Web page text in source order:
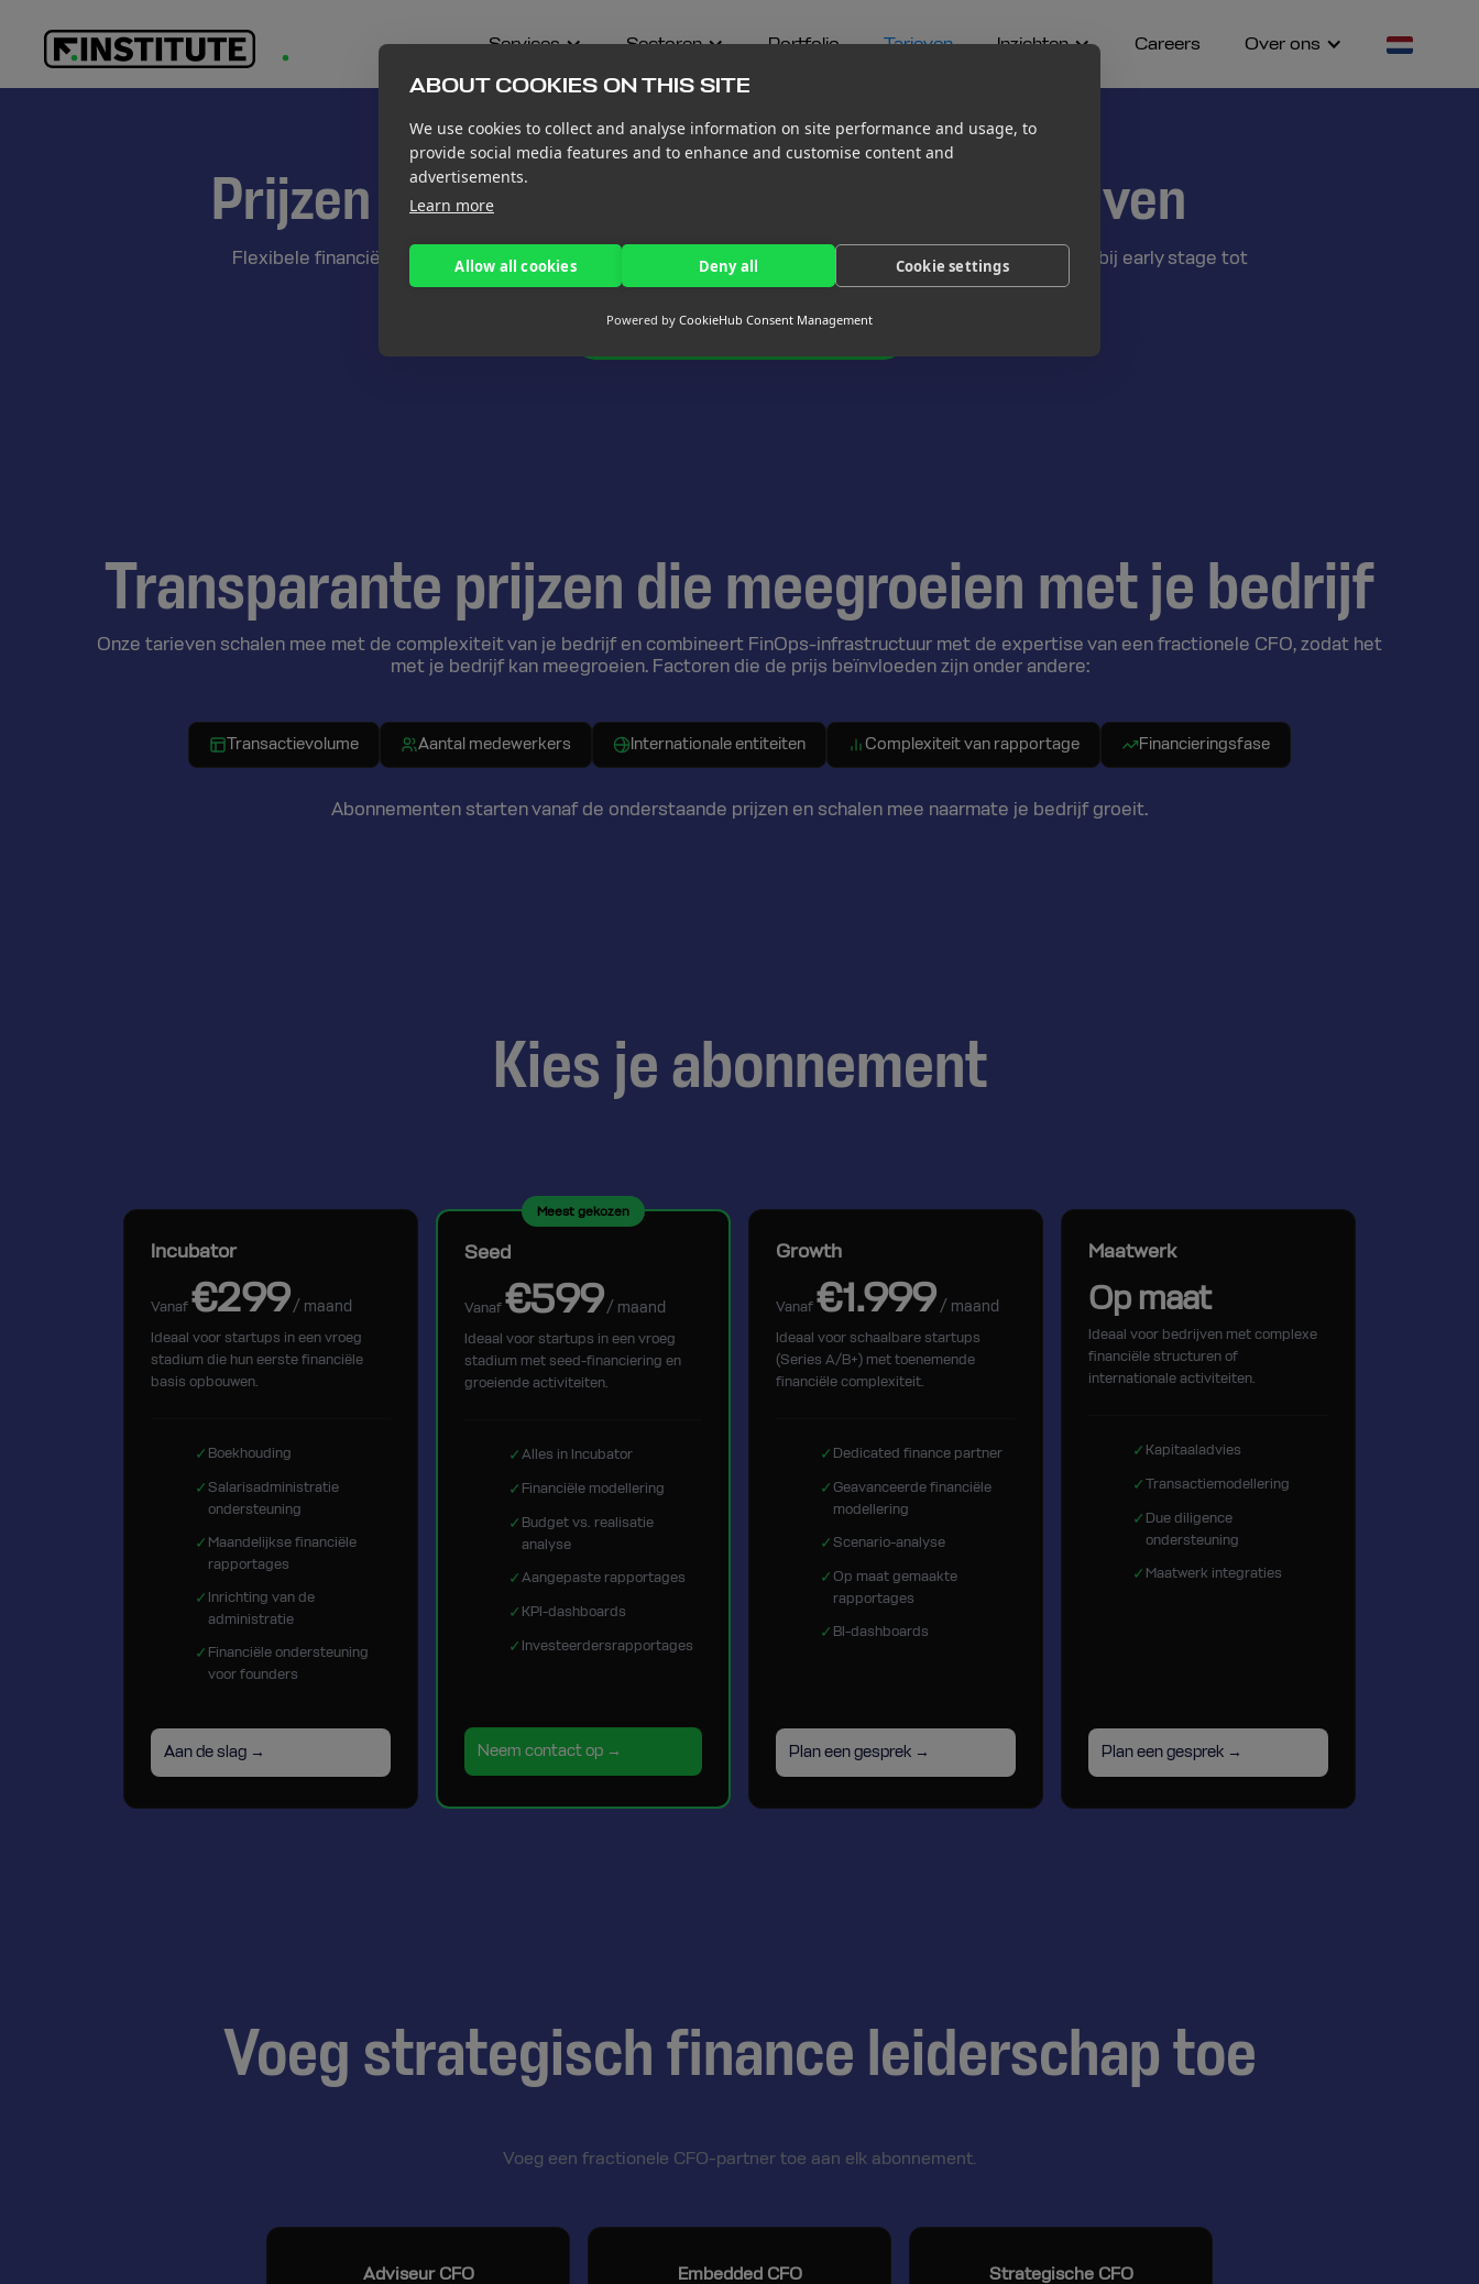
ABOUT COOKIES ON THIS SITE
We use cookies to collect and analyse information on site performance and usage, to
provide social media features and to enhance and customise content and
advertisements.
Learn more
Allow all cookies Deny all Cookie settings
Powered by CookieHub Consent Management
Services Sectoren Portfolio Tarieven Inzichten Careers Over ons
Prijzen voor snelgroeiende tech-bedrijven
Flexibele financiële infrastructuur voor SaaS-, Deep Tech- en Life Sciences-startups: van boekhouding bij early stage tot
strategische CFO-ondersteuning.
Transparante prijzen die meegroeien met je bedrijf
Onze tarieven schalen mee met de complexiteit van je bedrijf en combineert FinOps-infrastructuur met de expertise van een fractionele CFO, zodat het
met je bedrijf kan meegroeien. Factoren die de prijs beïnvloeden zijn onder andere:
Transactievolume Aantal medewerkers Internationale entiteiten Complexiteit van rapportage Financieringsfase
Abonnementen starten vanaf de onderstaande prijzen en schalen mee naarmate je bedrijf groeit.
Kies je abonnement
Incubator
Vanaf €299 / maand
Ideaal voor startups in een vroeg
stadium die hun eerste financiële
basis opbouwen.
✓ Boekhouding
✓ Salarisadministratie
ondersteuning
✓ Maandelijkse financiële
rapportages
✓ Inrichting van de
administratie
✓ Financiële ondersteuning
voor founders
Aan de slag →
Meest gekozen
Seed
Vanaf €599 / maand
Ideaal voor startups in een vroeg
stadium met seed-financiering en
groeiende activiteiten.
✓ Alles in Incubator
✓ Financiële modellering
✓ Budget vs. realisatie
analyse
✓ Aangepaste rapportages
✓ KPI-dashboards
✓ Investeerdersrapportages
Neem contact op →
Growth
Vanaf €1.999 / maand
Ideaal voor schaalbare startups
(Series A/B+) met toenemende
financiële complexiteit.
✓ Dedicated finance partner
✓ Geavanceerde financiële
modellering
✓ Scenario-analyse
✓ Op maat gemaakte
rapportages
✓ BI-dashboards
Plan een gesprek →
Maatwerk
Op maat
Ideaal voor bedrijven met complexe
financiële structuren of
internationale activiteiten.
✓ Kapitaaladvies
✓ Transactiemodellering
✓ Due diligence
ondersteuning
✓ Maatwerk integraties
Plan een gesprek →
Voeg strategisch finance leiderschap toe
Voeg een fractionele CFO-partner toe aan elk abonnement.
Adviseur CFO Embedded CFO Strategische CFO